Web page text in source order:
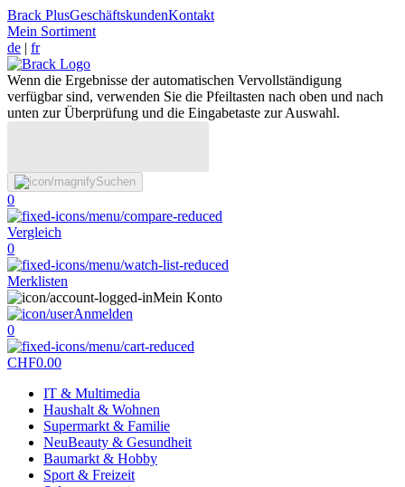
Brack PlusGeschäftskundenKontakt
Mein Sortiment
de | fr
Wenn die Ergebnisse der automatischen Vervollständigung
verfügbar sind, verwenden Sie die Pfeiltasten nach oben und nach
unten zur Überprüfung und die Eingabetaste zur Auswahl.
Suchen
0
Vergleich
0
Merklisten
Mein Konto
Anmelden
0
CHF0.00
IT & Multimedia
Haushalt & Wohnen
Supermarkt & Familie
NeuBeauty & Gesundheit
Baumarkt & Hobby
Sport & Freizeit